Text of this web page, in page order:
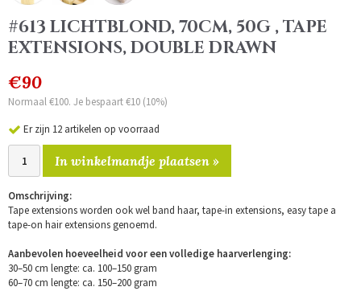
#613 LICHTBLOND, 70CM, 50G , TAPE
EXTENSIONS, DOUBLE DRAWN
€90
Normaal €100. Je bespaart €10 (10%)
Er zijn 12 artikelen op voorraad
In winkelmandje plaatsen »
Omschrijving:
Tape extensions worden ook wel band haar, tape-in extensions, easy tape a
tape-on hair extensions genoemd.
Aanbevolen hoeveelheid voor een volledige haarverlenging:
30–50 cm lengte: ca. 100–150 gram
60–70 cm lengte: ca. 150–200 gram